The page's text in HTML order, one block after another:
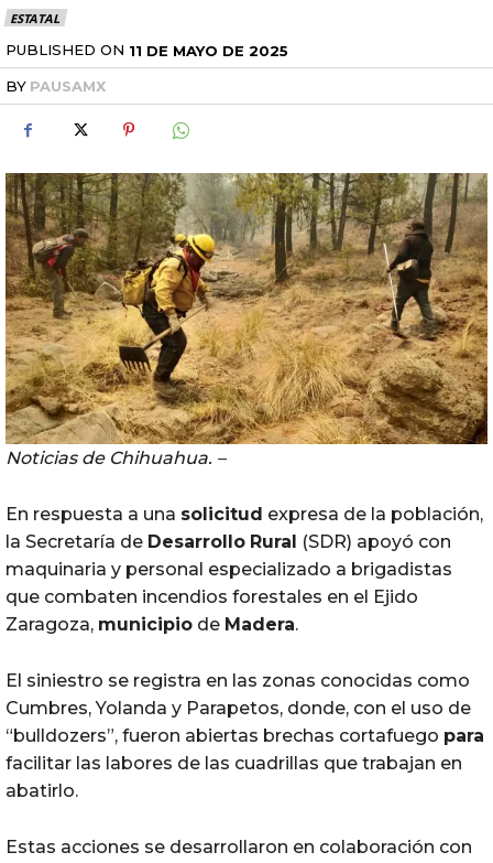
ESTATAL
PUBLISHED ON 11 DE MAYO DE 2025
BY PAUSAMX
Noticias de Chihuahua. –
En respuesta a una solicitud expresa de la población,
la Secretaría de Desarrollo Rural (SDR) apoyó con
maquinaria y personal especializado a brigadistas
que combaten incendios forestales en el Ejido
Zaragoza, municipio de Madera.
El siniestro se registra en las zonas conocidas como
Cumbres, Yolanda y Parapetos, donde, con el uso de
“bulldozers”, fueron abiertas brechas cortafuego para
facilitar las labores de las cuadrillas que trabajan en
abatirlo.
Estas acciones se desarrollaron en colaboración con